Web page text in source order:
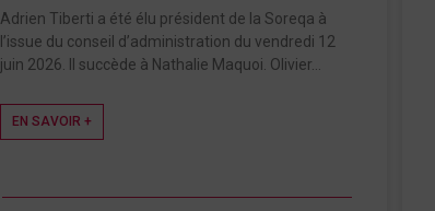
Adrien Tiberti a été élu président de la Soreqa à
l’issue du conseil d’administration du vendredi 12
juin 2026. Il succède à Nathalie Maquoi. Olivier…
EN SAVOIR +